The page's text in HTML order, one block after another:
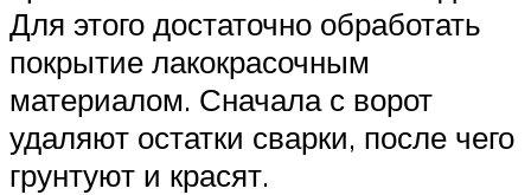
Для этого достаточно обработать
покрытие лакокрасочным
материалом. Сначала с ворот
удаляют остатки сварки, после чего
грунтуют и красят.